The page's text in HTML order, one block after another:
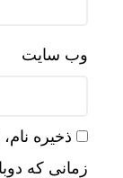
وب‌ سایت
ذخیره
زمانی که